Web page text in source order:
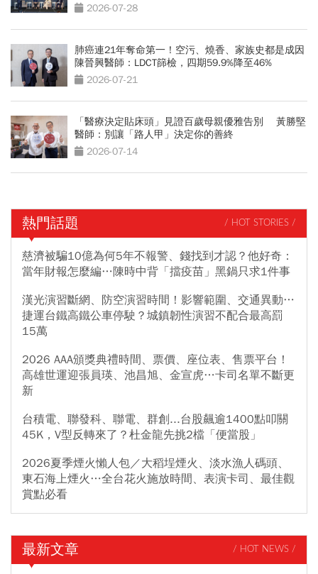
2026-07-28
肺癌連21年奪命第一！空污、燒香、家族史都是成因
陳晉興醫師：LDCT篩檢，四期59.9%降至46%
2026-07-21
「醫療決定貼床頭」見證百歲母親優雅告別 黃勝堅
醫師：別讓「路人甲」決定你的善終
2026-07-14
熱門話題 / HOT STORIES /
慈濟被騙10億為何5年不報警、錢找到才認？他好奇：
當年財報怎麼編…陳時中背「擋疫苗」黑鍋只求1件事
漢光演習斷網、防空演習時間！影響範圍、交通異動…
捷運台鐵高鐵公車停駛？城鎮韌性演習不配合最高罰
15萬
2026 AAA頒獎典禮時間、票價、座位表、售票平台！
高雄世運迎張員瑛、池昌旭、金宣虎…卡司名單不斷更
新
台積電、聯發科、聯電、群創...台股飆逾1400點叩關
45K，V型反轉來了？杜金龍先挑2檔「便當股」
2026夏季煙火懶人包／大稻埕煙火、淡水漁人碼頭、
東石海上煙火…全台花火施放時間、表演卡司、最佳觀
賞點必看
最新文章 / HOT NEWS /